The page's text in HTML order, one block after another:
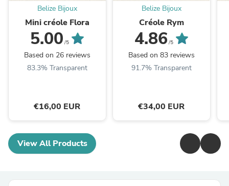
Belize Bijoux
Mini créole Flora
5.00 /5
Based on 26 reviews
83.3% Transparent
€16,00 EUR
Belize Bijoux
Créole Rym
4.86 /5
Based on 83 reviews
91.7% Transparent
€34,00 EUR
View All Products